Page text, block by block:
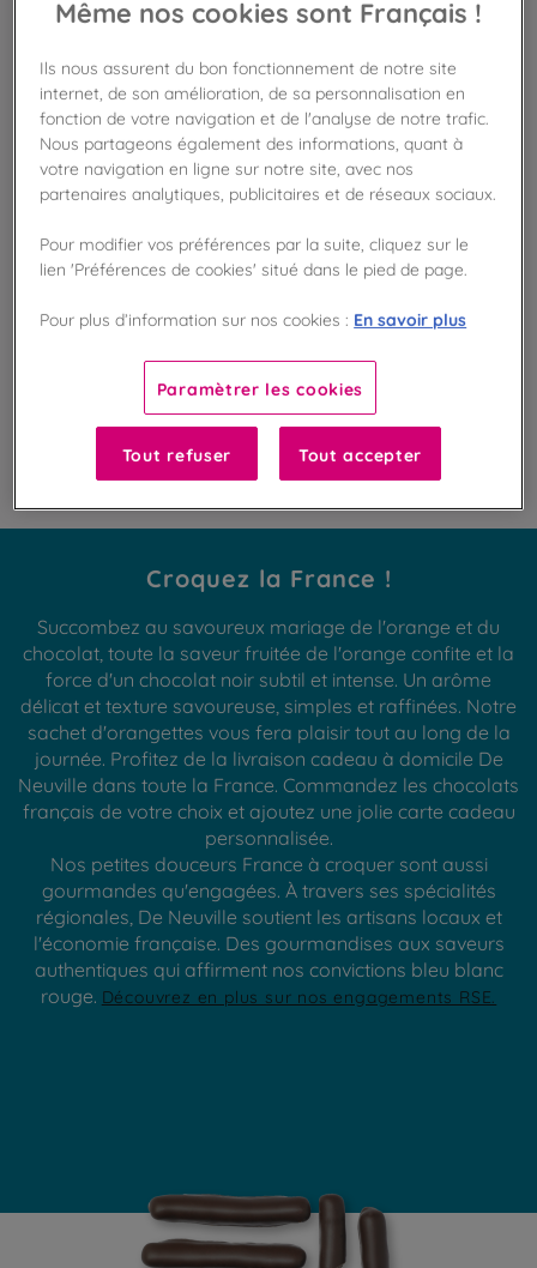
Disponible en boutique !
Vérifier la disponibilité en magasin
Frais de port offert
dès 50€ d'achat
Gagnez 12 points de fidélité !
avec notre programme Privilège
Liste des ingrédients et allergènes
Fabriqué en France
Croquez la France !
Succombez au savoureux mariage de l'orange et du
chocolat, toute la saveur fruitée de l'orange confite et la
force d'un chocolat noir subtil et intense. Un arôme
délicat et texture savoureuse, simples et raffinées. Notre
sachet d'orangettes vous fera plaisir tout au long de la
journée. Profitez de la livraison cadeau à domicile De
Neuville dans toute la France. Commandez les chocolats
français de votre choix et ajoutez une jolie carte cadeau
personnalisée.
Nos petites douceurs France à croquer sont aussi
gourmandes qu'engagées. À travers ses spécialités
régionales, De Neuville soutient les artisans locaux et
l'économie française. Des gourmandises aux saveurs
authentiques qui affirment nos convictions bleu blanc
rouge. Découvrez en plus sur nos engagements RSE.
Même nos cookies sont Français !
Ils nous assurent du bon fonctionnement de notre site
internet, de son amélioration, de sa personnalisation en
fonction de votre navigation et de l'analyse de notre trafic.
Nous partageons également des informations, quant à
votre navigation en ligne sur notre site, avec nos
partenaires analytiques, publicitaires et de réseaux sociaux.
Pour modifier vos préférences par la suite, cliquez sur le
lien 'Préférences de cookies' situé dans le pied de page.
Pour plus d’information sur nos cookies : En savoir plus
Paramètrer les cookies
Tout refuser Tout accepter